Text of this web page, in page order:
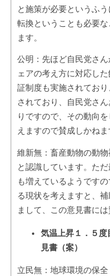
と施策が必要というふ
転換ということも必要
ます。
公明：先ほど自民党さ
ェアの考え方に対応し
証制度も実施されてお
されており、自民党さ
りですので、その動向
えますので賛成しかねま
維新無：畜産動物の動
と認識しています。た
も増えているようです
る現状を考えますと、
まして、この意見書には
気温上昇１．５
見書（案）
立民無：地球環境の保